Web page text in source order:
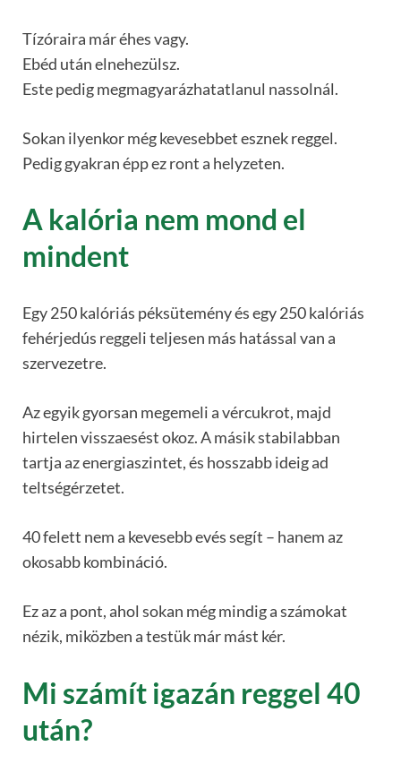
Tízóraira már éhes vagy.
Ebéd után elnehezülsz.
Este pedig megmagyarázhatatlanul nassolnál.
Sokan ilyenkor még kevesebbet esznek reggel.
Pedig gyakran épp ez ront a helyzeten.
A kalória nem mond el
mindent
Egy 250 kalóriás péksütemény és egy 250 kalóriás
fehérjedús reggeli teljesen más hatással van a
szervezetre.
Az egyik gyorsan megemeli a vércukrot, majd
hirtelen visszaesést okoz. A másik stabilabban
tartja az energiaszintet, és hosszabb ideig ad
teltségérzetet.
40 felett nem a kevesebb evés segít – hanem az
okosabb kombináció.
Ez az a pont, ahol sokan még mindig a számokat
nézik, miközben a testük már mást kér.
Mi számít igazán reggel 40
után?